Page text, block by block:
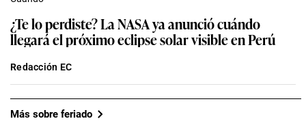
¿Te lo perdiste? La NASA ya anunció cuándo
llegará el próximo eclipse solar visible en Perú
Redacción EC
Más sobre feriado